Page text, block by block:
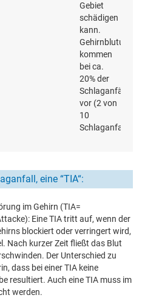
Gebiet
schädigen
kann.
Gehirnblutungen
kommen
bei ca.
20% der
Schlaganfälle
vor (2 von
10
eine “TIA“:
im Gehirn (TIA=
Eine TIA tritt auf, wenn der
blockiert oder verringert wird,
Nach kurzer Zeit fließt das Blut
Der Unterschied zu
dass bei einer TIA keine
resultiert. Auch eine TIA muss im
werden.